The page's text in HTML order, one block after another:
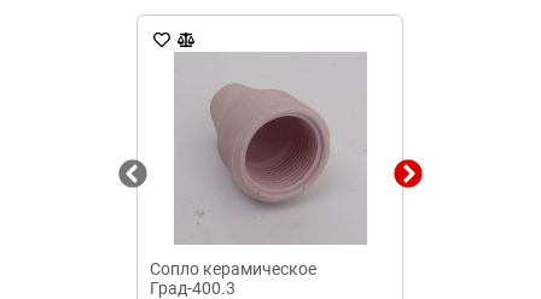
Сопло керамическое
Град-400.3